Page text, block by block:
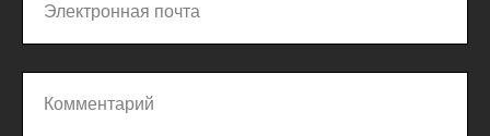
Электронная почта
Комментарий